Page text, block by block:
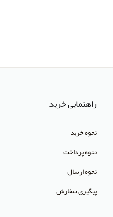
راهنمایی خرید
نحوه خرید
نحوه پرداخت
نحوه ارسال
پیگیری سفارش